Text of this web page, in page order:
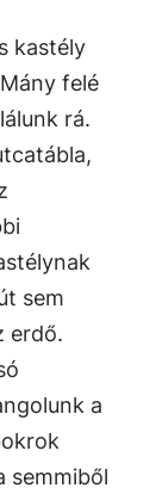
kastély
felé
rá.
sem
erdő.
a
semmiből